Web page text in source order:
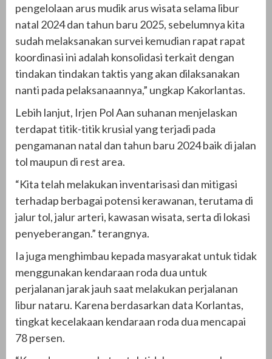
pengelolaan arus mudik arus wisata selama libur
natal 2024 dan tahun baru 2025, sebelumnya kita
sudah melaksanakan survei kemudian rapat rapat
koordinasi ini adalah konsolidasi terkait dengan
tindakan tindakan taktis yang akan dilaksanakan
nanti pada pelaksanaannya,” ungkap Kakorlantas.
Lebih lanjut, Irjen Pol Aan suhanan menjelaskan
terdapat titik-titik krusial yang terjadi pada
pengamanan natal dan tahun baru 2024 baik di jalan
tol maupun di rest area.
“Kita telah melakukan inventarisasi dan mitigasi
terhadap berbagai potensi kerawanan, terutama di
jalur tol, jalur arteri, kawasan wisata, serta di lokasi
penyeberangan.” terangnya.
Ia juga menghimbau kepada masyarakat untuk tidak
menggunakan kendaraan roda dua untuk
perjalanan jarak jauh saat melakukan perjalanan
libur nataru. Karena berdasarkan data Korlantas,
tingkat kecelakaan kendaraan roda dua mencapai
78 persen.